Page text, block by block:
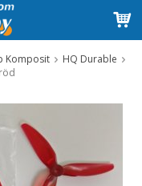
Komposit
HQ Durable